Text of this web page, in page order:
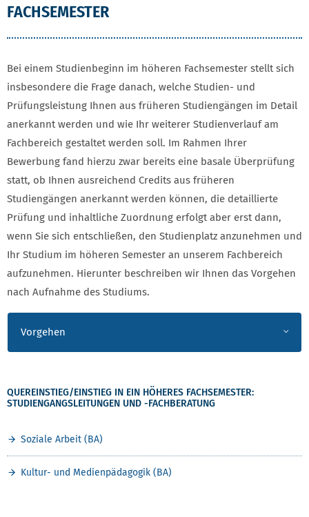
FACHSEMESTER
Bei einem Studienbeginn im höheren Fachsemester stellt sich
insbesondere die Frage danach, welche Studien- und
Prüfungsleistung Ihnen aus früheren Studiengängen im Detail
anerkannt werden und wie Ihr weiterer Studienverlauf am
Fachbereich gestaltet werden soll. Im Rahmen Ihrer
Bewerbung fand hierzu zwar bereits eine basale Überprüfung
statt, ob Ihnen ausreichend Credits aus früheren
Studiengängen anerkannt werden können, die detaillierte
Prüfung und inhaltliche Zuordnung erfolgt aber erst dann,
wenn Sie sich entschließen, den Studienplatz anzunehmen und
Ihr Studium im höheren Semester an unserem Fachbereich
aufzunehmen. Hierunter beschreiben wir Ihnen das Vorgehen
nach Aufnahme des Studiums.
Vorgehen
QUEREINSTIEG/EINSTIEG IN EIN HÖHERES FACHSEMESTER:
STUDIENGANGSLEITUNGEN UND -FACHBERATUNG
Soziale Arbeit (BA)
Kultur- und Medienpädagogik (BA)